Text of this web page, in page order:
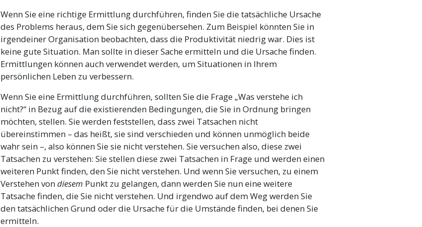
Wenn Sie eine richtige Ermittlung durchführen, finden Sie die tatsächliche Ursache
des Problems heraus, dem Sie sich gegenübersehen. Zum Beispiel könnten Sie in
irgendeiner Organisation beobachten, dass die Produktivität niedrig war. Dies ist
keine gute Situation. Man sollte in dieser Sache ermitteln und die Ursache finden.
Ermittlungen können auch verwendet werden, um Situationen in Ihrem
persönlichen Leben zu verbessern.
Wenn Sie eine Ermittlung durchführen, sollten Sie die Frage „Was verstehe ich
nicht?“ in Bezug auf die existierenden Bedingungen, die Sie in Ordnung bringen
möchten, stellen. Sie werden feststellen, dass zwei Tatsachen nicht
übereinstimmen – das heißt, sie sind verschieden und können unmöglich beide
wahr sein –, also können Sie sie nicht verstehen. Sie versuchen also, diese zwei
Tatsachen zu verstehen: Sie stellen diese zwei Tatsachen in Frage und werden einen
weiteren Punkt finden, den Sie nicht verstehen. Und wenn Sie versuchen, zu einem
Verstehen vondiesem Punkt zu gelangen, dann werden Sie nun eine weitere
Tatsache finden, die Sie nicht verstehen. Und irgendwo auf dem Weg werden Sie
den tatsächlichen Grund oder die Ursache für die Umstände finden, bei denen Sie
ermitteln.